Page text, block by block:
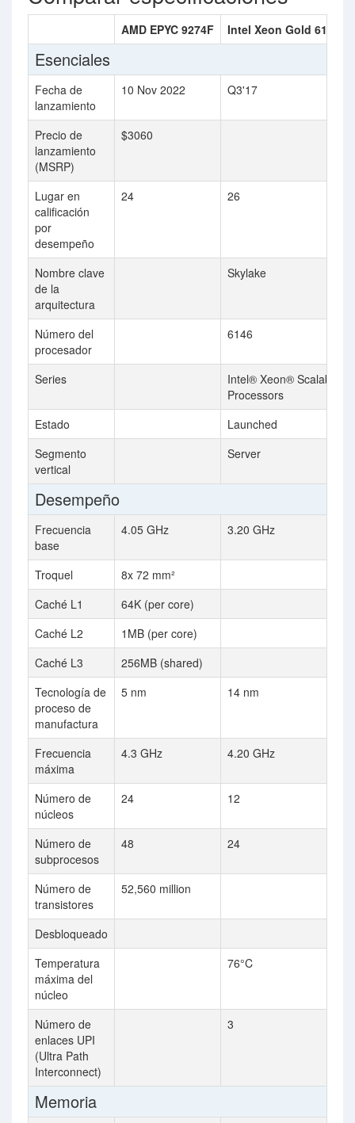
AMD EPYC 9274F Intel Xeon Gold 6146
Esenciales
Fecha de
lanzamiento
10 Nov 2022 Q3'17
Precio de
lanzamiento
(MSRP)
$3060
Lugar en
calificación
por
desempeño
24 26
Nombre clave
de la
arquitectura
Skylake
Número del
procesador
6146
Series
Intel® Xeon® Scalable
Processors
Estado
Launched
Segmento
vertical
Server
Desempeño
Frecuencia
base
4.05 GHz 3.20 GHz
Troquel
8x 72 mm²
Caché L1
64K (per core)
Caché L2
1MB (per core)
Caché L3
256MB (shared)
Tecnología de
proceso de
manufactura
5 nm 14 nm
Frecuencia
máxima
4.3 GHz 4.20 GHz
Número de
núcleos
24 12
Número de
subprocesos
48 24
Número de
transistores
52,560 million
Desbloqueado
Temperatura
máxima del
núcleo
76°C
Número de
enlaces UPI
(Ultra Path
Interconnect)
3
Memoria